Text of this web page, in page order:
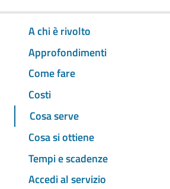
A chi è rivolto
Approfondimenti
Come fare
Costi
Cosa serve
Cosa si ottiene
Tempi e scadenze
Accedi al servizio